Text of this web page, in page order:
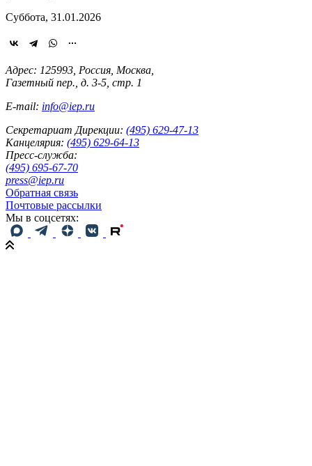
Суббота, 31.01.2026
Адрес: 125993, Россия, Москва,
Газетный пер., д. 3-5, стр. 1
E-mail: info@iep.ru
Секретариат Дирекции: (495) 629-47-13
Канцелярия: (495) 629-64-13
Пресс-служба:
(495) 695-67-70
press@iep.ru
Обратная связь
Почтовые рассылки
Мы в соцсетях: